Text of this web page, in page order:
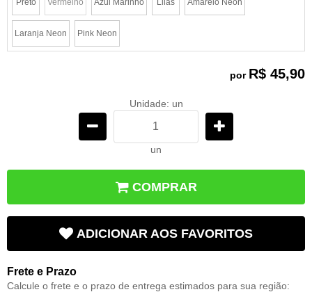
x
Laranja Neon Pink Neon
por R$ 45,90
Unidade: un
un
COMPRAR
ADICIONAR AOS FAVORITOS
Frete e Prazo
Calcule o frete e o prazo de entrega estimados para sua região: